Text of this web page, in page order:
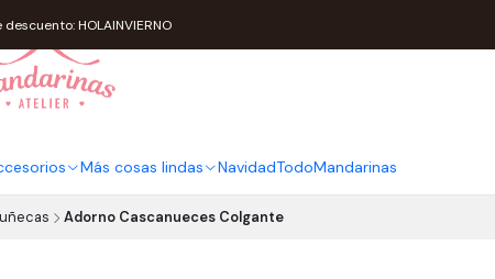
Más cosas lindas NavidadTodoMandarinas
HOLAINVIERNO
Adorno Cascanueces Colgante